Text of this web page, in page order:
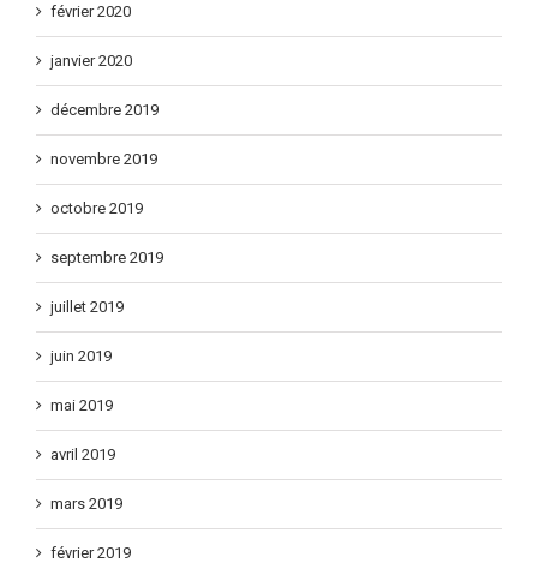
février 2020
janvier 2020
décembre 2019
novembre 2019
octobre 2019
septembre 2019
juillet 2019
juin 2019
mai 2019
avril 2019
mars 2019
février 2019